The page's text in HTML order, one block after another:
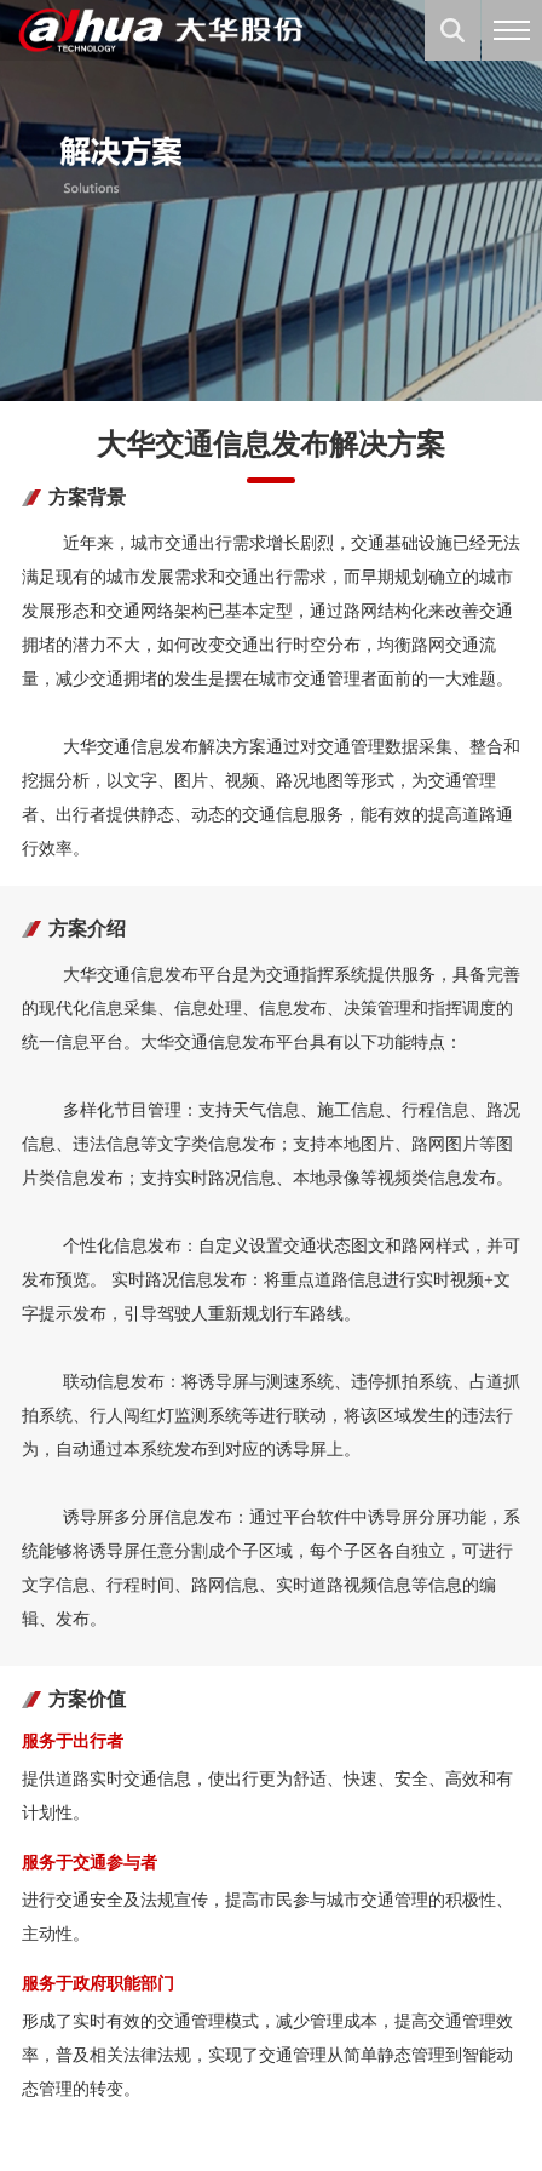
大华交通信息发布解决方案
方案背景
近年来，城市交通出行需求增长剧烈，交通基础设施已经无法
满足现有的城市发展需求和交通出行需求，而早期规划确立的城市
发展形态和交通网络架构已基本定型，通过路网结构化来改善交通
拥堵的潜力不大，如何改变交通出行时空分布，均衡路网交通流
量，减少交通拥堵的发生是摆在城市交通管理者面前的一大难题。
大华交通信息发布解决方案通过对交通管理数据采集、整合和
挖掘分析，以文字、图片、视频、路况地图等形式，为交通管理
者、出行者提供静态、动态的交通信息服务，能有效的提高道路通
行效率。
方案介绍
大华交通信息发布平台是为交通指挥系统提供服务，具备完善
的现代化信息采集、信息处理、信息发布、决策管理和指挥调度的
统一信息平台。大华交通信息发布平台具有以下功能特点：
多样化节目管理：支持天气信息、施工信息、行程信息、路况
信息、违法信息等文字类信息发布；支持本地图片、路网图片等图
片类信息发布；支持实时路况信息、本地录像等视频类信息发布。
个性化信息发布：自定义设置交通状态图文和路网样式，并可
发布预览。 实时路况信息发布：将重点道路信息进行实时视频+文
字提示发布，引导驾驶人重新规划行车路线。
联动信息发布：将诱导屏与测速系统、违停抓拍系统、占道抓
拍系统、行人闯红灯监测系统等进行联动，将该区域发生的违法行
为，自动通过本系统发布到对应的诱导屏上。
诱导屏多分屏信息发布：通过平台软件中诱导屏分屏功能，系
统能够将诱导屏任意分割成个子区域，每个子区各自独立，可进行
文字信息、行程时间、路网信息、实时道路视频信息等信息的编
辑、发布。
方案价值
服务于出行者
提供道路实时交通信息，使出行更为舒适、快速、安全、高效和有
计划性。
服务于交通参与者
进行交通安全及法规宣传，提高市民参与城市交通管理的积极性、
主动性。
服务于政府职能部门
形成了实时有效的交通管理模式，减少管理成本，提高交通管理效
率，普及相关法律法规，实现了交通管理从简单静态管理到智能动
态管理的转变。